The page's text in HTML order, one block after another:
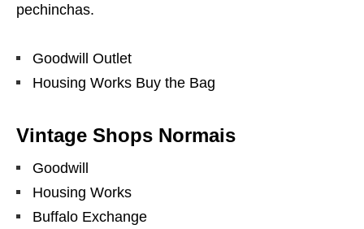
pechinchas.
Goodwill Outlet
Housing Works Buy the Bag
Vintage Shops Normais
Goodwill
Housing Works
Buffalo Exchange